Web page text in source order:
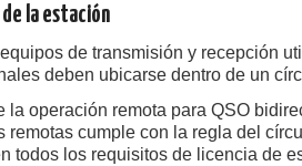
de la estación
de transmisión y recepción
deben ubicarse dentro de un
la operación remota para QSO
remotas cumple con la regla del
todos los requisitos de licencia de